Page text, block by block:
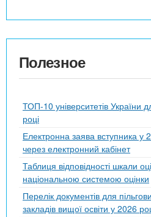
Полезное
ТОП-10 університетів України
році
Електронна заява вступника у
через електронний кабінет
Таблиця відповідності шкали
національною системою оцінки
Перелік документів для
закладів вищої освіти у 2026